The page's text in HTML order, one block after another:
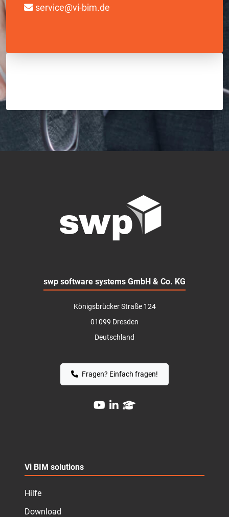
service@vi-bim.de
swp software systems GmbH & Co. KG
Königsbrücker Straße 124
01099 Dresden
Deutschland
Fragen? Einfach fragen!
Vi BIM solutions
Hilfe
Download